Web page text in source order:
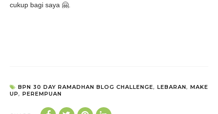
cukup bagi saya 🤗.
BPN 30 DAY RAMADHAN BLOG CHALLENGE, LEBARAN, MAKE
UP, PEREMPUAN